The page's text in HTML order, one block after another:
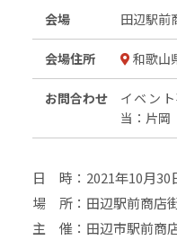
会場 田辺駅前
会場住所 和歌山
お問合わせ
イベン
当：片
日 時：2021年10月30
場 所：田辺駅前商店街
主 催：田辺市駅前商